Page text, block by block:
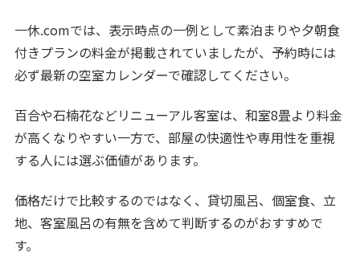
一休.comでは、表示時点の一例として素泊まりや夕朝食
付きプランの料金が掲載されていましたが、予約時には
必ず最新の空室カレンダーで確認してください。
百合や石楠花などリニューアル客室は、和室8畳より料金
が高くなりやすい一方で、部屋の快適性や専用性を重視
する人には選ぶ価値があります。
価格だけで比較するのではなく、貸切風呂、個室食、立
地、客室風呂の有無を含めて判断するのがおすすめで
す。